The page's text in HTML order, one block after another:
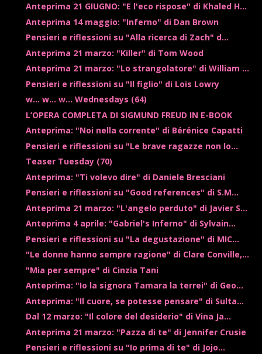
Anteprima 21 GIUGNO: "E l'eco rispose" di Khaled H...
Anteprima 14 maggio: "Inferno" di Dan Brown
Pensieri e riflessioni su "Alla ricerca di Zach" d...
Anteprima 21 marzo: "Killer" di Tom Wood
Anteprima 21 marzo: "Lo strangolatore" di William ...
Pensieri e riflessioni su "Il figlio" di Lois Lowry
w... w... w... Wednesdays (64)
L’OPERA COMPLETA DI SIGMUND FREUD IN E-BOOK
Anteprima: "Noi nella corrente" di Bérénice Capatti
Pensieri e riflessioni su "Le brave ragazze non lo...
Teaser Tuesday (70)
Anteprima: "Ti volevo dire" di Daniele Bresciani
Pensieri e riflessioni su "Good references" di S.M...
Anteprima 21 marzo: "L'angelo perduto" di Javier S...
Anteprima 4 aprile: "Gabriel's Inferno" di Sylvain...
Pensieri e riflessioni su "La degustazione" di MIC...
"Le donne hanno sempre ragione" di Clare Conville,...
"Mia per sempre" di Cinzia Tani
Anteprima: "Io la signora Tamara la terrei" di Geo...
Anteprima: "Il cuore, se potesse pensare" di Sulta...
Dal 12 marzo: "Il colore del desiderio" di Vina Ja...
Anteprima 21 marzo: "Pazza di te" di Jennifer Crusie
Pensieri e riflessioni su "Io prima di te" di Jojo...